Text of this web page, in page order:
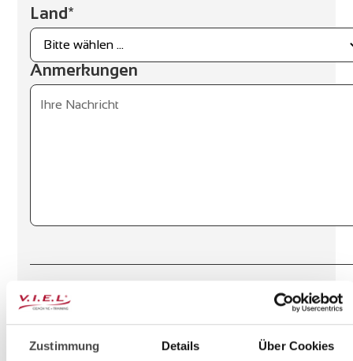
Zustimmung Details Über Cookies
Land*
Anmerkungen
Abweichende Rechnungsadresse
* Ich habe die Datenschutzerklärung
gelesen und